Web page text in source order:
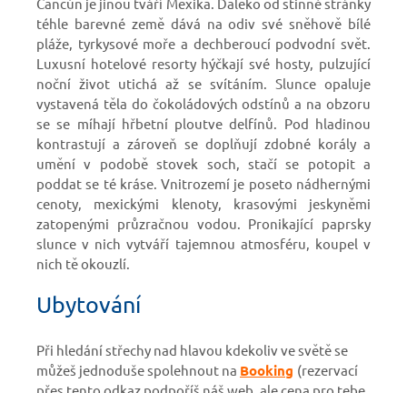
téhle barevné země dává na odiv své sněhově bílé
pláže, tyrkysové moře a dechberoucí podvodní svět.
Luxusní hotelové resorty hýčkají své hosty, pulzující
noční život utichá až se svítáním. Slunce opaluje
vystavená těla do čokoládových odstínů a na obzoru
se se míhají hřbetní ploutve delfínů. Pod hladinou
kontrastují a zároveň se doplňují zdobné korály a
umění v podobě stovek soch, stačí se potopit a
poddat se té kráse. Vnitrozemí je poseto nádhernými
cenoty, mexickými klenoty, krasovými jeskyněmi
zatopenými průzračnou vodou. Pronikající paprsky
slunce v nich vytváří tajemnou atmosféru, koupel v
nich tě okouzlí.
Ubytování
Při hledání střechy nad hlavou kdekoliv ve světě se
můžeš jednoduše spolehnout na Booking (rezervací
přes tento odkaz podpoříš náš web, ale cena pro tebe